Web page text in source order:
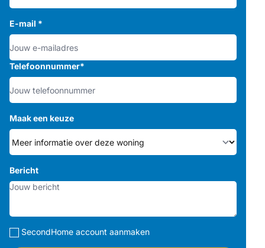
E-mail *
Telefoonnummer*
Maak een keuze
Bericht
SecondHome account aanmaken